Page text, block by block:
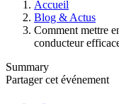
Accueil
Blog & Actus
Comment mettre
conducteur
Summary
Partager cet événement